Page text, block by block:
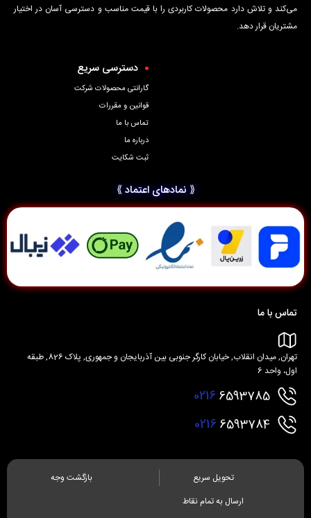
می‌کند و تلاش دارد محصولات کاربردی را با قیمت مناسب و دسترسی آسان در اختیار
مشتریان قرار دهد.
دسترسی سریع
گارانتی محصولات شرکت
قوانین و مقررات
تماس با ما
درباره ما
ثبت شکایت
⟪ نمادهای اعتماد ⟫
تماس با ما
تهران, میدان انقلاب, خیابان کارگر جنوبی بین آذربایجان و جمهوری, پلاک 826, طبقه
اول، واحد 6
02166593785
02166593784
تحویل سریع
بازگشت وجه
ارسال به تمام نقاط